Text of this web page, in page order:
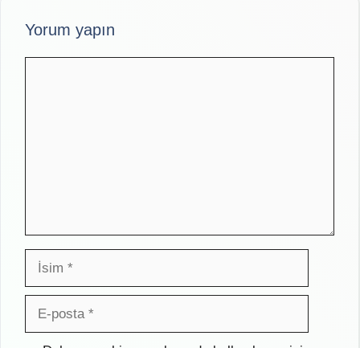
Yorum yapın
İsim
posta